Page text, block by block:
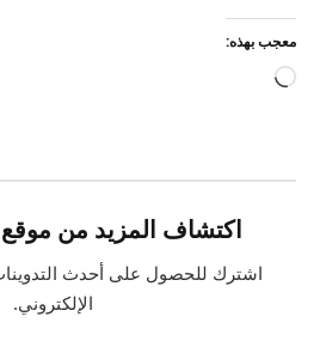
معجب بهذه:
جاري
اكتشاف المزيد من
اشترك للحصول على أحدث
الإلكتروني.